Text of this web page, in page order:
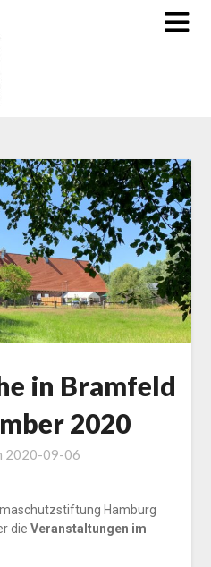
in Bramfeld
2020
2020-09-06
Hamburg
die Veranstaltungen im